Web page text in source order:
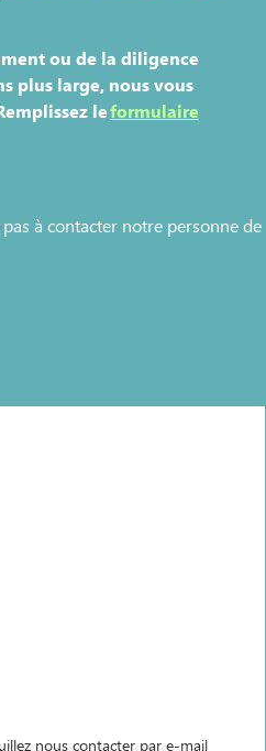
ou de la diligence
plus large, nous vous
leformulaire
à contacter notre personne de
nous contacter par e-mail